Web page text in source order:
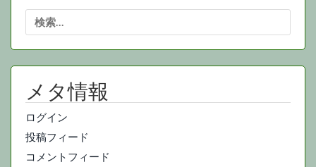
索:
メタ情報
ログイン
投稿フィード
コメントフィード